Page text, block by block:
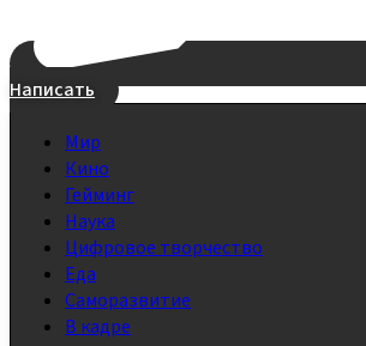
Написать
Мир
Кино
Гейминг
Наука
Цифровое творчество
Еда
Саморазвитие
В кадре